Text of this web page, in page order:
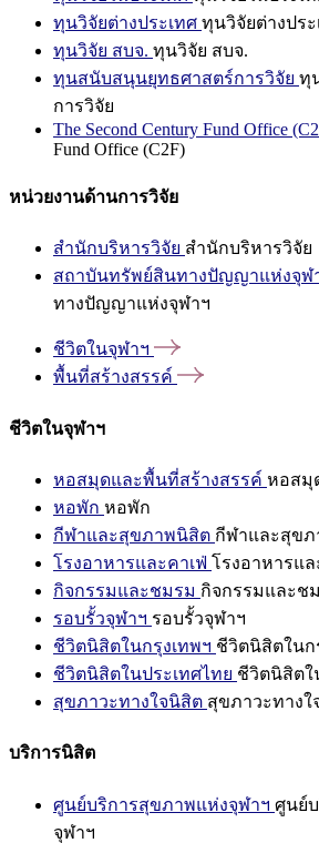
ทุนวิจัยต่างประเทศ ทุนวิจัยต่างประ
ทุนวิจัย สบจ. ทุนวิจัย สบจ.
ทุนสนับสนุนยุทธศาสตร์การวิจัย ทุ
การวิจัย
The Second Century Fund Office
Fund Office (C2F)
หน่วยงานด้านการวิจัย
สำนักบริหารวิจัย สำนักบริหารวิจัย
สถาบันทรัพย์สินทางปัญญาแห่งจุฬ
ทางปัญญาแห่งจุฬาฯ
ชีวิตในจุฬาฯ
พื้นที่สร้างสรรค์
ชีวิตในจุฬาฯ
หอสมุดและพื้นที่สร้างสรรค์ หอสมุ
หอพัก หอพัก
กีฬาและสุขภาพนิสิต กีฬาและสุข
โรงอาหารและคาเฟ่ โรงอาหารแล
กิจกรรมและชมรม กิจกรรมและช
รอบรั้วจุฬาฯ รอบรั้วจุฬาฯ
ชีวิตนิสิตในกรุงเทพฯ ชีวิตนิสิตในก
ชีวิตนิสิตในประเทศไทย ชีวิตนิสิตใ
สุขภาวะทางใจนิสิต สุขภาวะทางใ
บริการนิสิต
ศูนย์บริการสุขภาพแห่งจุฬาฯ ศูนย์
จุฬาฯ